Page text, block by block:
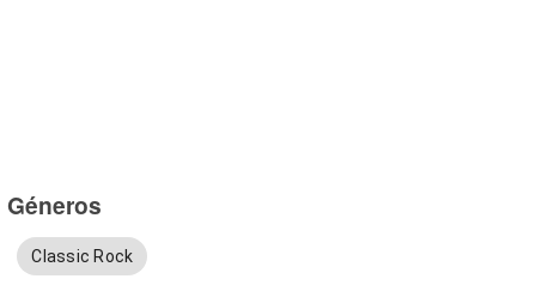
Géneros
Classic Rock